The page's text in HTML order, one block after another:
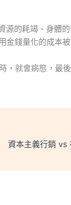
的耗竭、身體的
金錢量化的成本
，就會病態，最
資本主義行銷 vs